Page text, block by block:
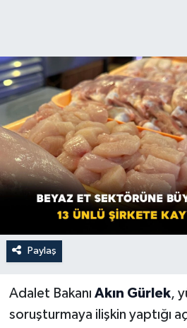
Paylaş
Adalet Bakanı Akın Gürlek,
soruşturmaya ilişkin yaptığı